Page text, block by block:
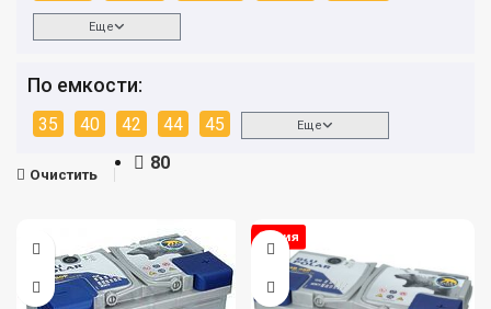
Еще
По емкости:
35 40 42 44 45 Еще
Очистить
80